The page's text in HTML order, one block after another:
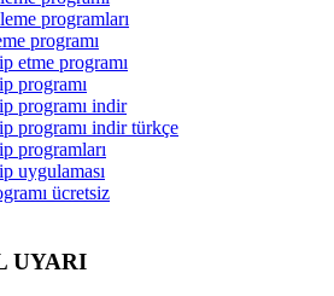
programları
programı
etme programı
programı
programı indir
programı indir türkçe
programları
uygulaması
ücretsiz
UYARI